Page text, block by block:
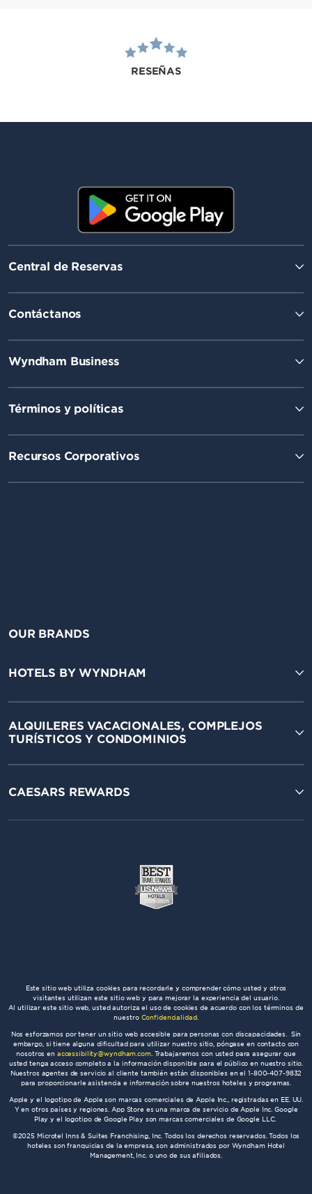
RESEÑAS
Central de Reservas
Contáctanos
Wyndham Business
Términos y políticas
Recursos Corporativos
OUR BRANDS
HOTELS BY WYNDHAM
ALQUILERES VACACIONALES, COMPLEJOS
TURÍSTICOS Y CONDOMINIOS
CAESARS REWARDS
Este sitio web utiliza cookies para recordarle y comprender cómo usted y otros
visitantes utilizan este sitio web y para mejorar la experiencia del usuario.
Al utilizar este sitio web, usted autoriza el uso de cookies de acuerdo con los términos de
nuestro Confidencialidad.
Nos esforzamos por tener un sitio web accesible para personas con discapacidades. Sin
embargo, si tiene alguna dificultad para utilizar nuestro sitio, póngase en contacto con
nosotros en accessibility@wyndham.com. Trabajaremos con usted para asegurar que
usted tenga acceso completo a la información disponible para el público en nuestro sitio.
Nuestros agentes de servicio al cliente también están disponibles en el 1-800-407-9832
para proporcionarle asistencia e información sobre nuestros hoteles y programas.
Apple y el logotipo de Apple son marcas comerciales de Apple Inc., registradas en EE. UU.
Y en otros países y regiones. App Store es una marca de servicio de Apple Inc. Google
Play y el logotipo de Google Play son marcas comerciales de Google LLC.
©2025 Microtel Inns & Suites Franchising, Inc. Todos los derechos reservados. Todos los
hoteles son franquicias de la empresa, son administrados por Wyndham Hotel
Management, Inc. o uno de sus afiliados.